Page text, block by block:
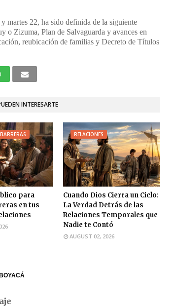
martes 22, ha sido definida de la siguiente
o Zizuma, Plan de Salvaguarda y avances en
reubicación de familias y Decreto de Títulos
INTERESARTE
para
en tus
RELACIONES
Cuando Dios Cierra un Ciclo:
La Verdad Detrás de las
Relaciones Temporales que
Nadie te Contó
AUGUST 02, 2026